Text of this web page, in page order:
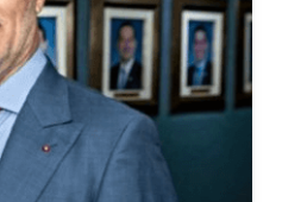
Necessário
Esses cookies
não são
opcionais. São
necessários
para o
funcionamento
do site.